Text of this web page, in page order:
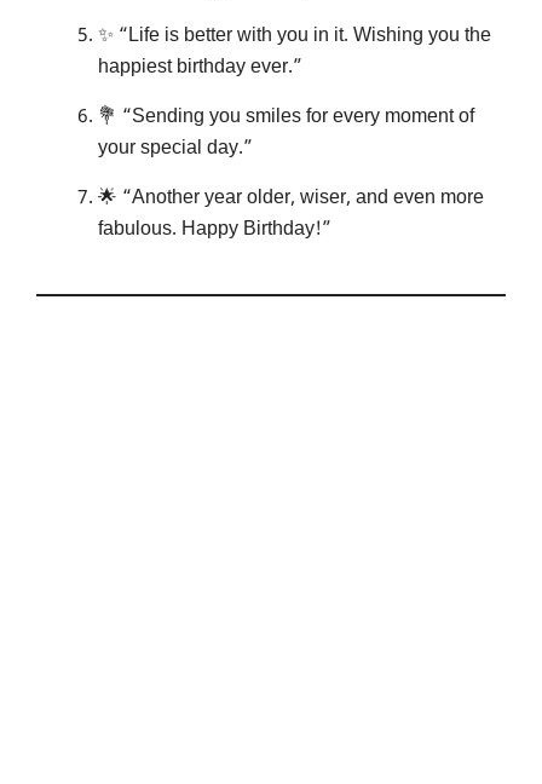
✨ “Life is better with you in it. Wishing you the
happiest birthday ever.”
💐 “Sending you smiles for every moment of
your special day.”
🌟 “Another year older, wiser, and even more
fabulous. Happy Birthday!”